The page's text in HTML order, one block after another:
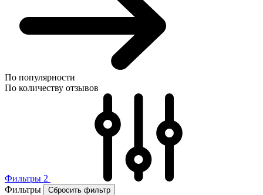
По популярности
По количеству отзывов
Фильтры 2
Фильтры
Сбросить фильтр